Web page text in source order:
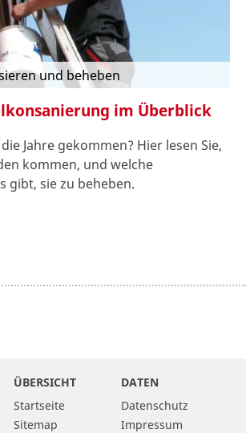
und beheben
im Überblick
Jahre gekommen? Hier lesen Sie,
kommen, und welche
gibt, sie zu beheben.
ÜBERSICHT
Startseite
Sitemap
DATEN
Datenschutz
Impressum